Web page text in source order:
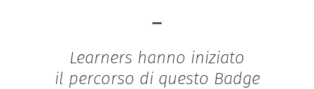
-
Learners hanno iniziato
il percorso di questo Badge